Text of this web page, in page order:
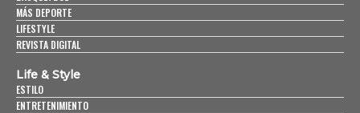
MÁS DEPORTE
LIFESTYLE
REVISTA DIGITAL
Life & Style
ESTILO
ENTRETENIMIENTO